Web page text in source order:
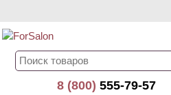
8 (800)555-79-57